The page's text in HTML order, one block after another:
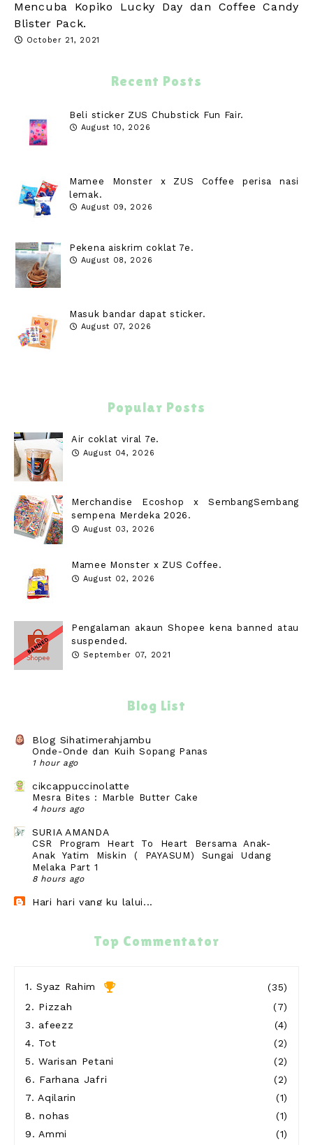
Mencuba Kopiko Lucky Day dan Coffee Candy
Blister Pack.
October 21, 2021
Recent Posts
Beli sticker ZUS Chubstick Fun Fair.
August 10, 2026
Mamee Monster x ZUS Coffee perisa nasi
lemak.
August 09, 2026
Pekena aiskrim coklat 7e.
August 08, 2026
Masuk bandar dapat sticker.
August 07, 2026
Popular Posts
Air coklat viral 7e.
August 04, 2026
Merchandise Ecoshop x SembangSembang
sempena Merdeka 2026.
August 03, 2026
Mamee Monster x ZUS Coffee.
August 02, 2026
Pengalaman akaun Shopee kena banned atau
suspended.
September 07, 2021
Blog List
Blog Sihatimerahjambu
Onde-Onde dan Kuih Sopang Panas
1 hour ago
cikcappuccinolatte
Mesra Bites : Marble Butter Cake
4 hours ago
SURIA AMANDA
CSR Program Heart To Heart Bersama Anak-
Anak Yatim Miskin ( PAYASUM) Sungai Udang
Melaka Part 1
8 hours ago
Hari hari yang ku lalui...
mulan ~ peace, love & harmony
Top Commentator
1.Syaz Rahim
(35)
2. Pizzah
(7)
3. afeezz
(4)
4. Tot
(2)
5.Warisan Petani
(2)
6. Farhana Jafri
(2)
7. Aqilarin
(1)
8.nohas
(1)
9. Ammi
(1)